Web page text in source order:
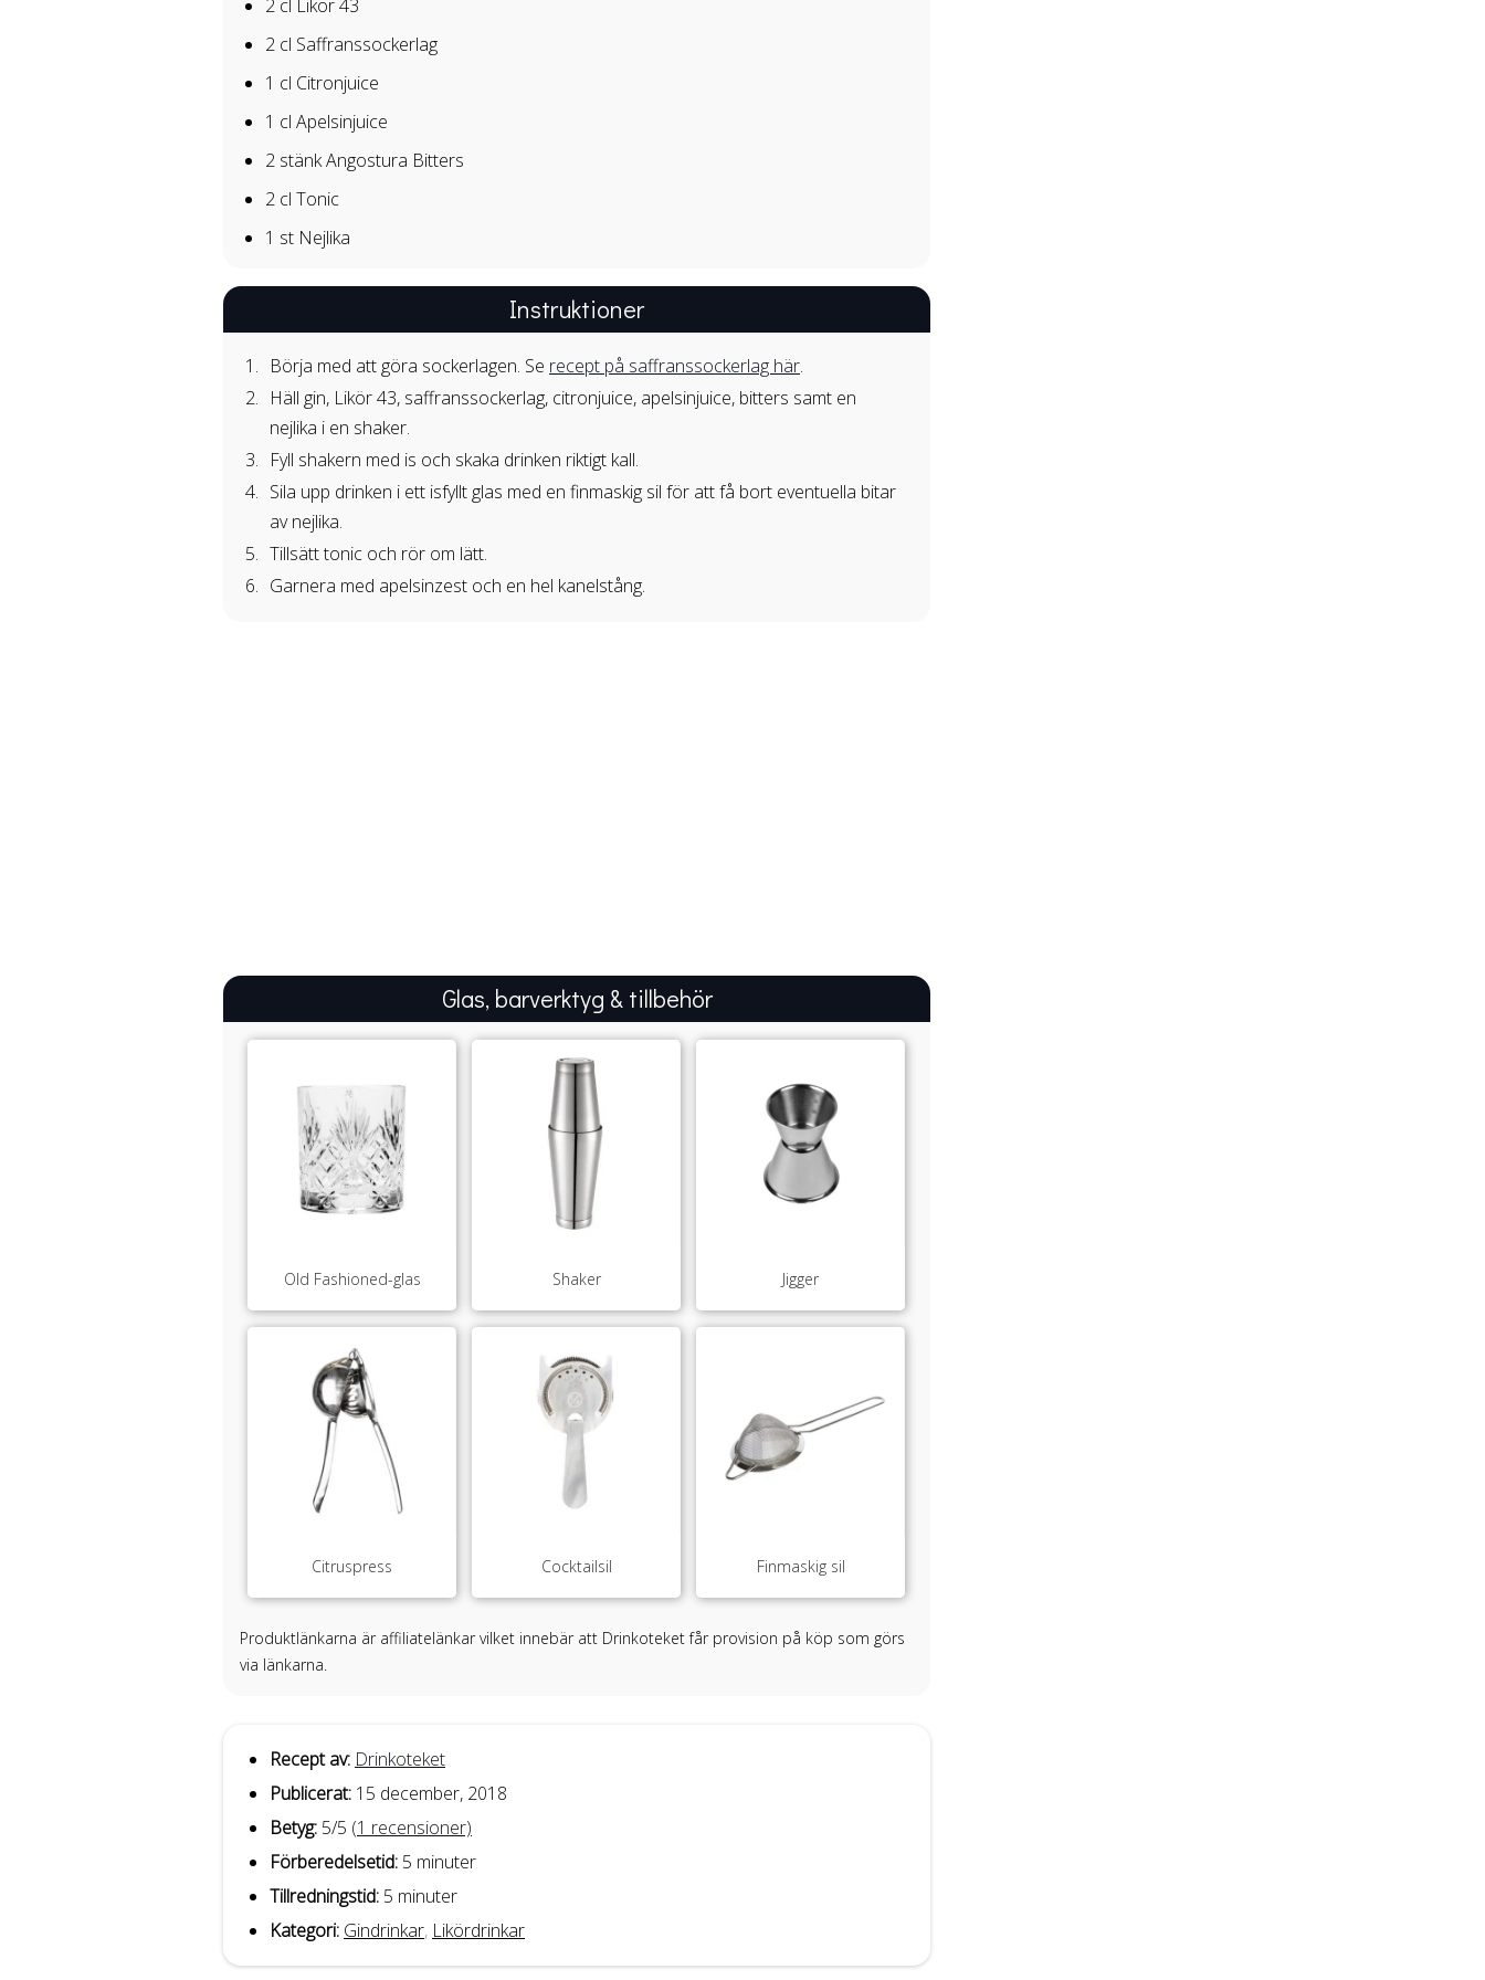
2 cl Likör 43
2 cl Saffranssockerlag
1 cl Citronjuice
1 cl Apelsinjuice
2 stänkAngostura Bitters
2 cl Tonic
1 st Nejlika
Instruktioner
Börja med att göra sockerlagen. Se recept på saffranssockerlag här.
Häll gin, Likör 43, saffranssockerlag, citronjuice, apelsinjuice, bitters samt en
nejlika i en shaker.
Fyll shakern med is och skaka drinken riktigt kall.
Sila upp drinken i ett isfyllt glas med en finmaskig sil för att få bort eventuella bitar
av nejlika.
Tillsätt tonic och rör om lätt.
Garnera med apelsinzest och en hel kanelstång.
Glas, barverktyg & tillbehör
Old Fashioned-glas Shaker Jigger
Citruspress Cocktailsil Finmaskig sil
Produktlänkarna är affiliatelänkar vilket innebär att Drinkoteket får provision på köp som görs
via länkarna.
Recept av: Drinkoteket
Publicerat: 15 december, 2018
Betyg: 5/5 (1 recensioner)
Förberedelsetid: 5 minuter
Tillredningstid: 5 minuter
Kategori: Gindrinkar, Likördrinkar